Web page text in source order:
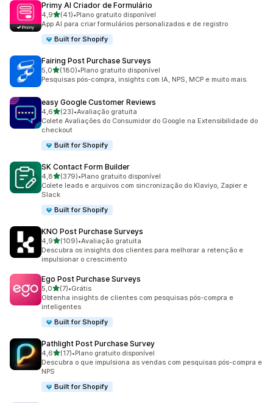
Primy AI Criador de Formulário
4,9de 5 estrelas
(41)
41 avaliações ao todo
•Plano gratuito disponível
App AI para criar formulários personalizados e de registro
Built for Shopify
Fairing Post Purchase Surveys
5,0de 5 estrelas
(180)
180 avaliações ao todo
•Plano gratuito disponível
Pesquisas pós-compra, insights com IA, NPS, MCP e muito mais.
easy Google Customer Reviews
4,6de 5 estrelas
(23)
23 avaliações ao todo
•Avaliação gratuita
Colete Avaliações do Consumidor do Google na Extensibilidade do
checkout
Built for Shopify
SK Contact Form Builder
4,8de 5 estrelas
(379)
379 avaliações ao todo
•Plano gratuito disponível
Colete leads e arquivos com sincronização do Klaviyo, Zapier e
Slack
Built for Shopify
KNO Post Purchase Surveys
4,9de 5 estrelas
(109)
109 avaliações ao todo
•Avaliação gratuita
Descubra os insights dos clientes para melhorar a retenção e
impulsionar o crescimento
Ego Post Purchase Surveys
5,0de 5 estrelas
(7)
7 avaliações ao todo
•Grátis
Obtenha insights de clientes com pesquisas pós-compra e
inteligentes
Built for Shopify
Pathlight Post Purchase Survey
4,6de 5 estrelas
(17)
17 avaliações ao todo
•Plano gratuito disponível
Descubra o que impulsiona as vendas com pesquisas pós-compra e
NPS
Built for Shopify